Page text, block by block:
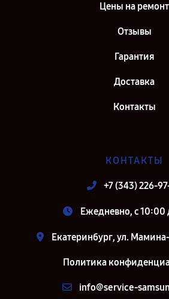
Цены на ремонт
Отзывы
Гарантия
Доставка
Контакты
КОНТАКТЫ
+7 (343) 226-
Ежедневно, с 10:00
Екатеринбург, ул.
Политика
info@service-